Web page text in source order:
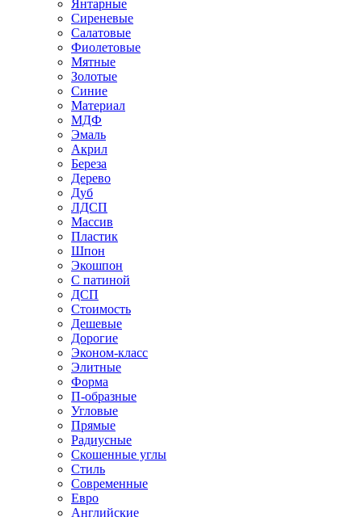
Янтарные
Сиреневые
Салатовые
Фиолетовые
Мятные
Золотые
Синие
Материал
МДФ
Эмаль
Акрил
Береза
Дерево
Дуб
ЛДСП
Массив
Пластик
Шпон
Экошпон
С патиной
ДСП
Стоимость
Дешевые
Дорогие
Эконом-класс
Элитные
Форма
П-образные
Угловые
Прямые
Радиусные
Скошенные углы
Стиль
Современные
Евро
Английские